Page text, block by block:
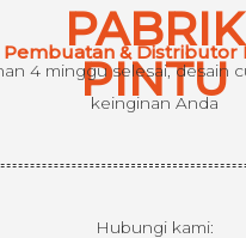
PABRIK
PINTU
Pembuatan & Distributor
4 minggu selesai, desain
keinginan Anda
Hubungi kami: